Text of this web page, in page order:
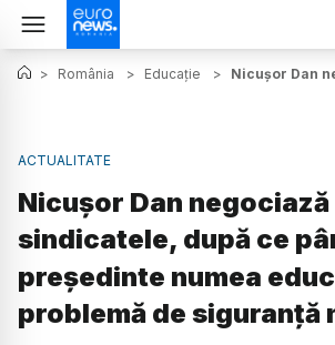
> România > Educație > Nicușor Dan
ACTUALITATE
Nicușor Dan negociază
sindicatele, după ce
președinte numea
problemă de siguranță